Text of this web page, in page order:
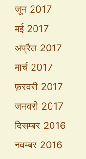
जून 2017
मई 2017
अप्रैल 2017
मार्च 2017
फ़रवरी 2017
जनवरी 2017
दिसम्बर 2016
नवम्बर 2016